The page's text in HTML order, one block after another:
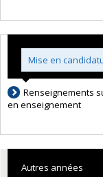
Mise en
Renseignements
en enseignement
Autres années